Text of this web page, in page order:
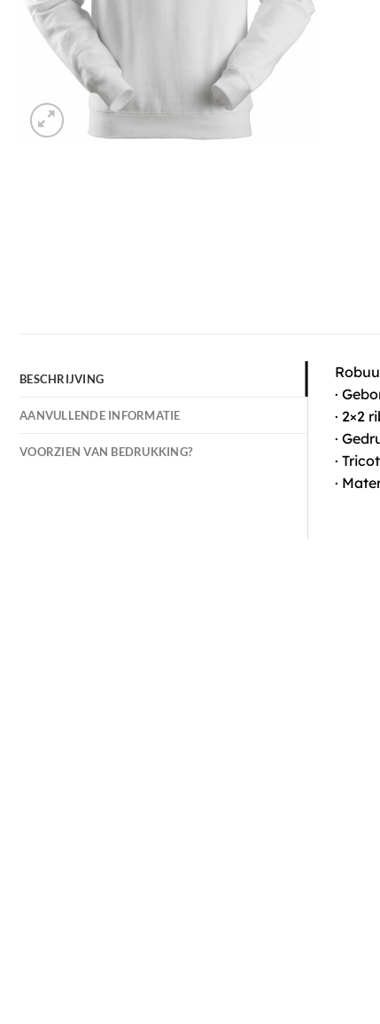
BESCHRIJVING
AANVULLENDE INFORMATIE
VOORZIEN VAN BEDRUKKING?
·
· 2×2
·
·
·